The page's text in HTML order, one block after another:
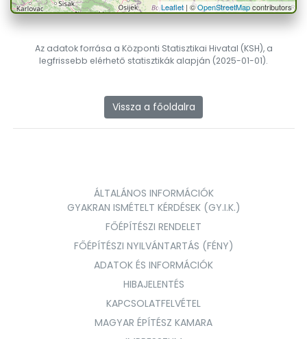
Leaflet| ©OpenStreetMapcontributors
Az adatok forrása a Központi Statisztikai Hivatal (KSH), a
legfrissebb elérhető statisztikák alapján (2025-01-01).
Vissza a főoldalra
ÁLTALÁNOS INFORMÁCIÓK
GYAKRAN ISMÉTELT KÉRDÉSEK (GY.I.K.)
FŐÉPÍTÉSZI RENDELET
FŐÉPÍTÉSZI NYILVÁNTARTÁS (FÉNY)
ADATOK ÉS INFORMÁCIÓK
HIBAJELENTÉS
KAPCSOLATFELVÉTEL
MAGYAR ÉPÍTÉSZ KAMARA